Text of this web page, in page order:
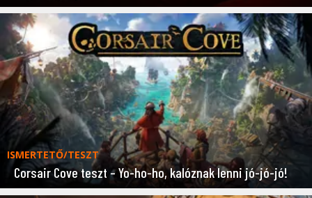
ISMERTETŐ/TESZT
Corsair Cove teszt – Yo-ho-ho, kalóznak lenni jó-jó-jó!